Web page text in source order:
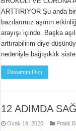
ARTTIRIYOR Şu anda
bazılarımız aşının
arayışı içinde. Başka
arttırabilirim diye
nedeniyle bağışıklık
Devamını Oku
12 ADIMDA
Ocak 19, 2020 Pratik